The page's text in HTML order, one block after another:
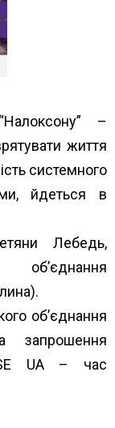
–
життя
системного
йдеться в
Лебедь,
об’єднання
об’єднання
UA – час